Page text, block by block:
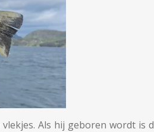
Als hij geboren wordt is